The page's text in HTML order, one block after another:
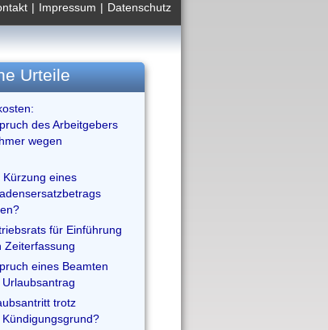
Datenschutz
|
Impressum
|
Urteile
des Arbeitgebers
wegen
eines
für Einführung
Zeiterfassung
eines Beamten
trotz